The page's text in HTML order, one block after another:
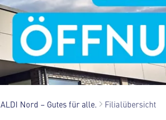
ALDI Nord – Gutes für alle. Filialübersicht